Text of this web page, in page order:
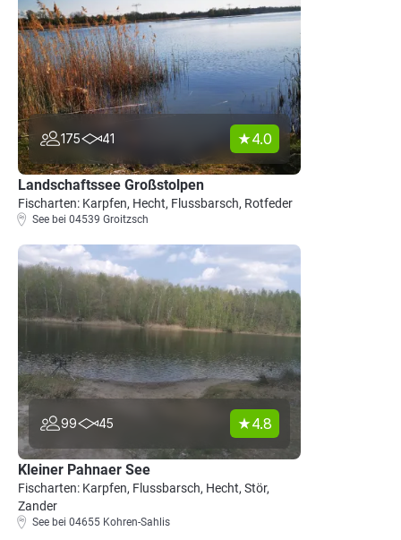
175 41 4.0
Landschaftssee Großstolpen
Fischarten: Karpfen, Hecht, Flussbarsch, Rotfeder
See bei 04539 Groitzsch
99 45 4.8
Kleiner Pahnaer See
Fischarten: Karpfen, Flussbarsch, Hecht, Stör,
Zander
See bei 04655 Kohren-Sahlis